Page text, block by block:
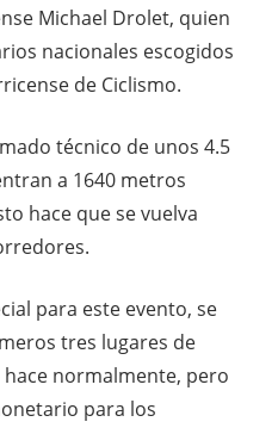
Michael Drolet, quien
nacionales escogidos
de Ciclismo.
técnico de unos 4.5
a 1640 metros
hace que se vuelva
para este evento, se
tres lugares de
normalmente, pero
para los